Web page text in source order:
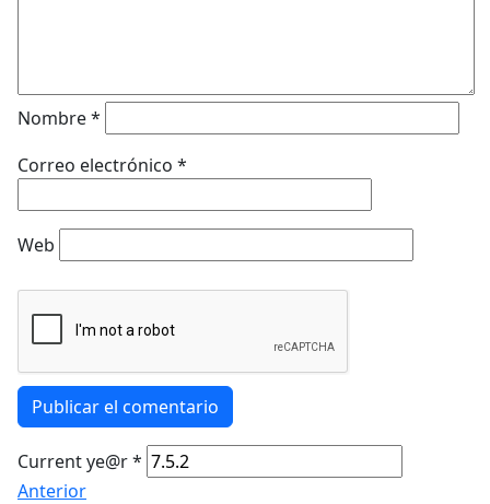
Nombre*
Correo electrónico *
Web
Publicar el comentario
Current ye@r*
Anterior